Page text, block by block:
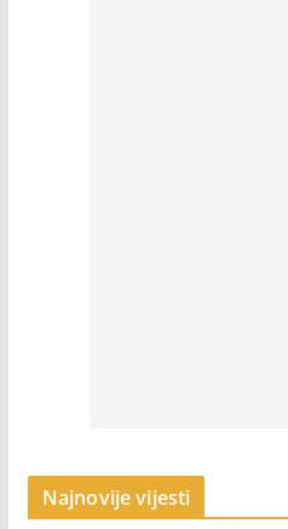
Najnovije vijesti